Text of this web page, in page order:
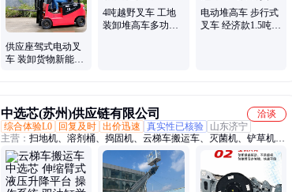
供应座驾式电动叉
车 装卸货物新能源
4吨越野叉车 工地
装卸堆高车多功能
电动堆高车 步行式
叉车 经济款1.5吨
中选芯(苏州)供应链有限公司
洽谈
综合体验L0
回复及时 出价迅速 真实性已核验
山东济宁
主营： 扫地机、溶剂桶、捣固机、云梯车搬运车、灭菌机、铲草机、
拉毛机、冲洗机、抽气罩、减速机、测量仪、振动器、手压泵、注浆
机、对焊机、数控铣、动力刀、切管机、喷洗机、滚丝机、烘烤箱、
切削机、起顶机、粉碎机、标签机、整平机